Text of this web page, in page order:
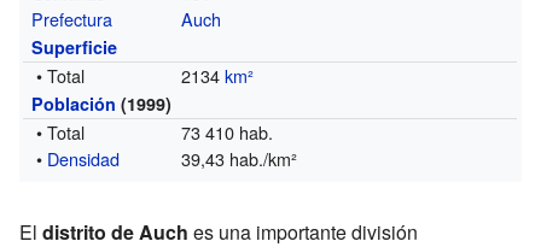
Prefectura
Auch
Superficie
• Total 2134km²
Población (1999)
• Total
73 410 hab.
• Densidad 39,43 hab./km²
El distrito de Auch es una importante división